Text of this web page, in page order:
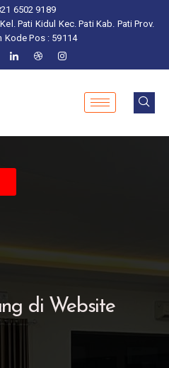
6502 9189
Pati Kidul Kec. Pati Kab. Pati Prov.
Kode Pos : 59114
di Website